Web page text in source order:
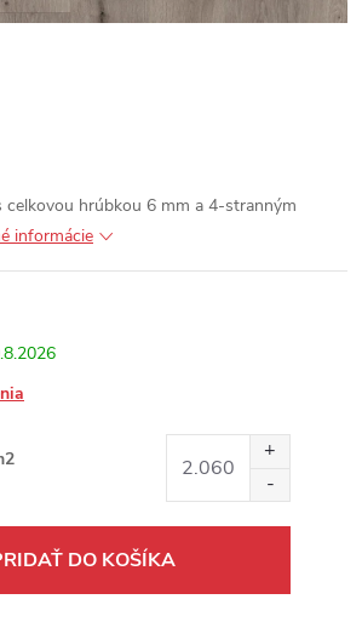
celkovou hrúbkou 6 mm a 4-stranným
informácie
DO KOŠÍKA